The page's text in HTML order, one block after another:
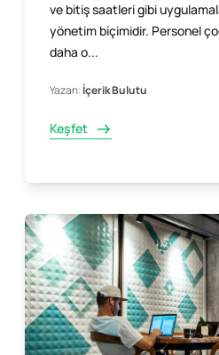
ve bitiş ​saatleri gibi
yönetim biçimidir. Personel
daha o...
Yazan:İçerik Bulutu
Keşfet